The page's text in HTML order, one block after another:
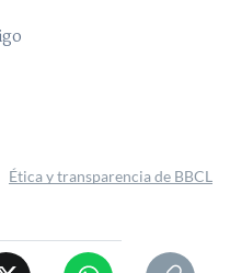
Ética y transparencia de BBCL